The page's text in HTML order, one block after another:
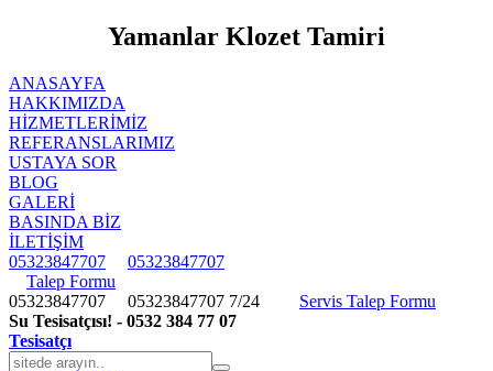
Yamanlar Klozet Tamiri
ANASAYFA
HAKKIMIZDA
HIZMETLERIMIZ
REFERANSLARIMIZ
USTAYA SOR
BLOG
GALERİ
BASINDA BİZ
İLETİŞİM
05323847707
05323847707
Talep Formu
05323847707 05323847707 7/24
Servis Talep Formu
Su Tesisatçısı! - 0532 384 77 07
Tesisatçı